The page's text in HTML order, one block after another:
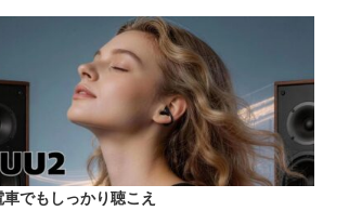
RGBライト 児童守護 IPS画面 日本語説明書
車でもしっかり聴こえ